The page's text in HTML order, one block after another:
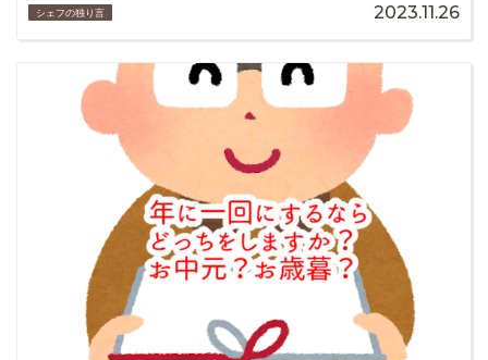
シェフの独り言 2023.11.26